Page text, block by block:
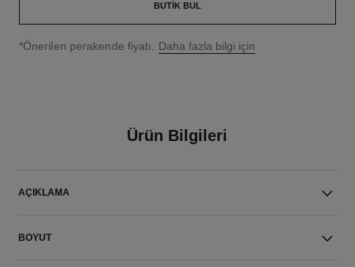
BUTIK BUL
↩
*Önerilen perakende fiyatı. Daha fazla bilgi için
Ürün Bilgileri
AÇIKLAMA
BOYUT